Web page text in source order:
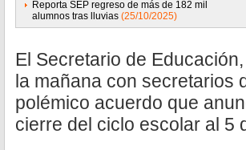
Reporta SEP regreso de más de 182 mil
alumnos tras lluvias (25/10/2025)
El Secretario de
la mañana con secretarios
polémico acuerdo que
cierre del ciclo escolar al 5